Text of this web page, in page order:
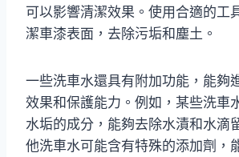
可以影響清潔效果。使用合適的工
潔車漆表面，去除污垢和塵土。
一些洗車水還具有附加功能，能夠
效果和保護能力。例如，某些洗車
水垢的成分，能夠去除水漬和水滴
他洗車水可能含有特殊的添加劑，